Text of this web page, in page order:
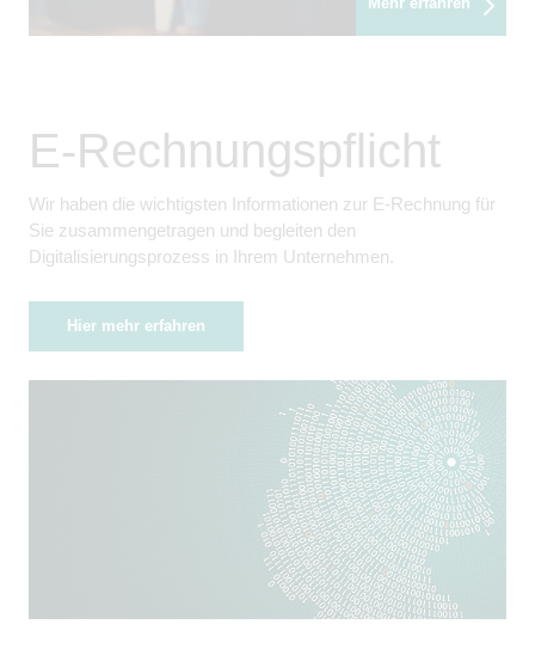
E-Rechnungspflicht
Wir haben die wichtigsten Informationen zur E-Rechnung für
Sie zusammengetragen und begleiten den
Digitalisierungsprozess in Ihrem Unternehmen.
Hier mehr erfahren